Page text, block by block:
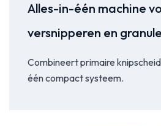
Alles-in-één machine
versnipperen en
Combineert primaire
één compact systeem.